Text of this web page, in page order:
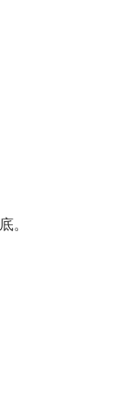
。